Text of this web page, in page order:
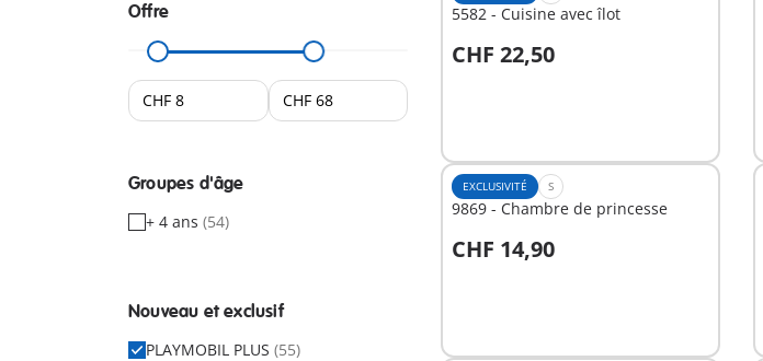
Offre
Groupes d'âge
+ 4 ans (54)
Nouveau et exclusif
PLAYMOBIL PLUS (55)
5582 - Cuisine avec îlot
CHF 22,50
Au panier
EXCLUSIVITÉ S
9869 - Chambre de princesse
CHF 14,90
Au panier